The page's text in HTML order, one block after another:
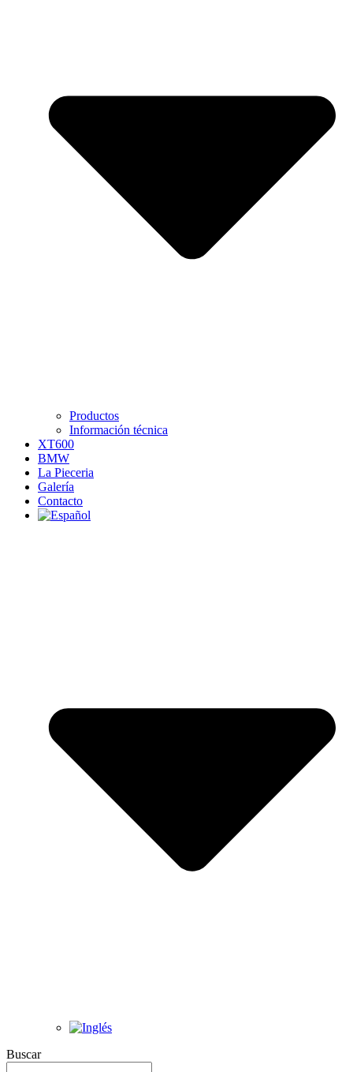
Productos
Información técnica
XT600
BMW
La Pieceria
Galería
Contacto
Buscar